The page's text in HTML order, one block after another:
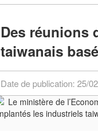
Des réunions
taiwanais
Date de publication: 25/